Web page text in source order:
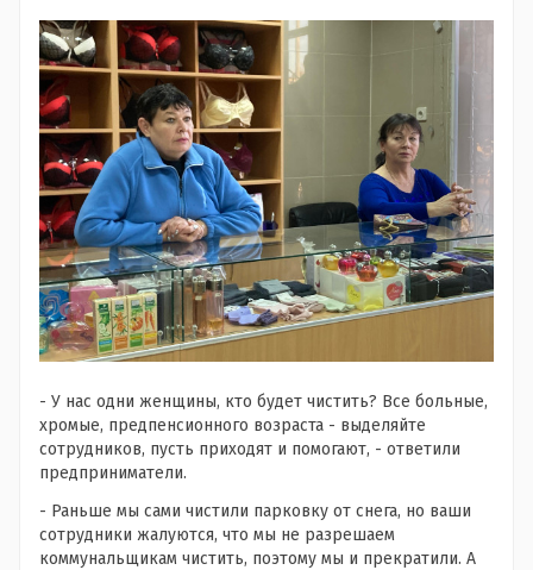
- У нас одни женщины, кто будет чистить? Все больные,
хромые, предпенсионного возраста - выделяйте
сотрудников, пусть приходят и помогают, - ответили
предприниматели.
- Раньше мы сами чистили парковку от снега, но ваши
сотрудники жалуются, что мы не разрешаем
коммунальщикам чистить, поэтому мы и прекратили. А